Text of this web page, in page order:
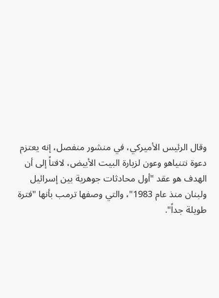
وقال الرئيس الأميركي، في منشور منفصل، إنه يعتزم
دعوة نتنياهو وعون لزيارة البيت الأبيض، لافتاً إلى أن
الهدف هو عقد "أول محادثات جوهرية بين إسرائيل
ولبنان منذ عام 1983"، والتي وصفها ترمب بأنها "فترة
طويلة جداً".